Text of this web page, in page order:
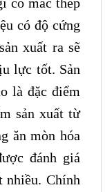
có độ cứng
xuất ra sẽ
lực tốt. Sản
là đặc điểm
sản xuất từ
ăn mòn hóa
đánh giá
nhiều. Chính